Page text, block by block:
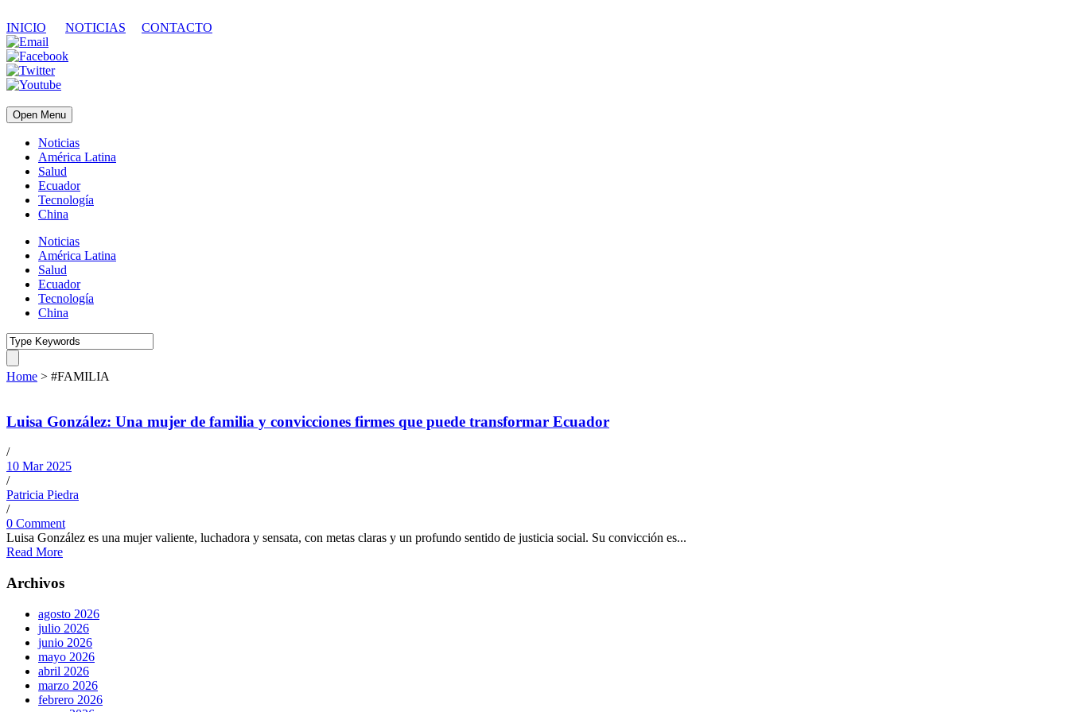
INICIO NOTICIAS CONTACTO
Open Menu
Noticias
América Latina
Salud
Ecuador
Tecnología
China
Noticias
América Latina
Salud
Ecuador
Tecnología
China
Home > #FAMILIA
Luisa González: Una mujer de familia y convicciones firmes que puede transformar Ecuador
/
10 Mar 2025
/
Patricia Piedra
/
0 Comment
Luisa González es una mujer valiente, luchadora y sensata, con metas claras y un profundo sentido de justicia social. Su convicción es...
Read More
Archivos
agosto 2026
julio 2026
junio 2026
mayo 2026
abril 2026
marzo 2026
febrero 2026